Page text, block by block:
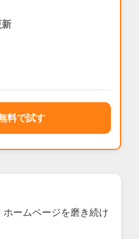
料で試す
ームページを磨き続け